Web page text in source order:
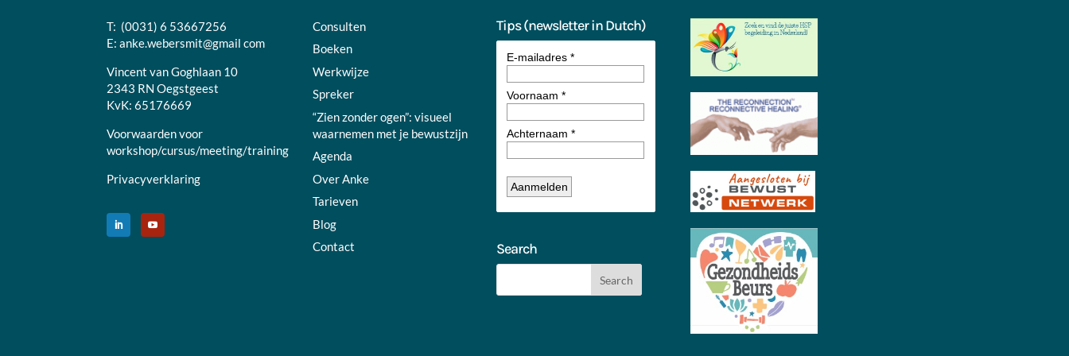
T: (0031) 6 53667256
E:anke.webersmit@gmail com
Vincent van Goghlaan 10
2343 RN Oegstgeest
KvK: 65176669
Voorwaarden voor
workshop/cursus/meeting/training
Privacyverklaring
Consulten
Boeken
Werkwijze
Spreker
“Zien zonder ogen”: visueel
waarnemen met je bewustzijn
Agenda
Over Anke
Tarieven
Blog
Contact
Tips (newsletter in Dutch)
Search